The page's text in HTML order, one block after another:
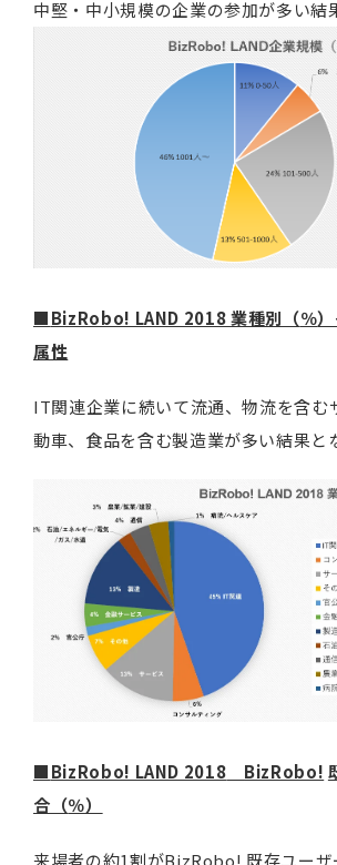
中堅・中小規模の企業の参加が多い結
■BizRobo! LAND 2018業種別（％
属性
IT関連企業に続いて流通、物流を含む
動車、食品を含む製造業が多い結果と
■BizRobo! LAND 2018 BizRobo!
合（％）
来場者の約1割がBizRobo! 既存ユーザ